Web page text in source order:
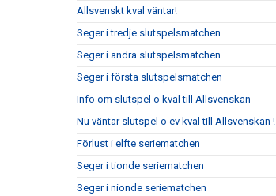
Allsvenskt kval väntar!
Seger i tredje slutspelsmatchen
Seger i andra slutspelsmatchen
Seger i första slutspelsmatchen
Info om slutspel o kval till Allsvenskan
Nu väntar slutspel o ev kval till Allsvenskan !
Förlust i elfte seriematchen
Seger i tionde seriematchen
Seger i nionde seriematchen